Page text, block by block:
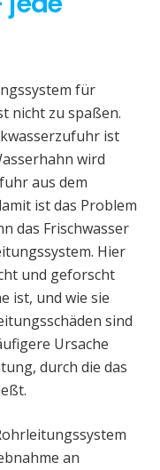
für
nicht zu spaßen.
ist
wird
aus dem
ist das Problem
das Frischwasser
Hier
und geforscht
ist, und wie sie
sind
Ursache
durch die das
an